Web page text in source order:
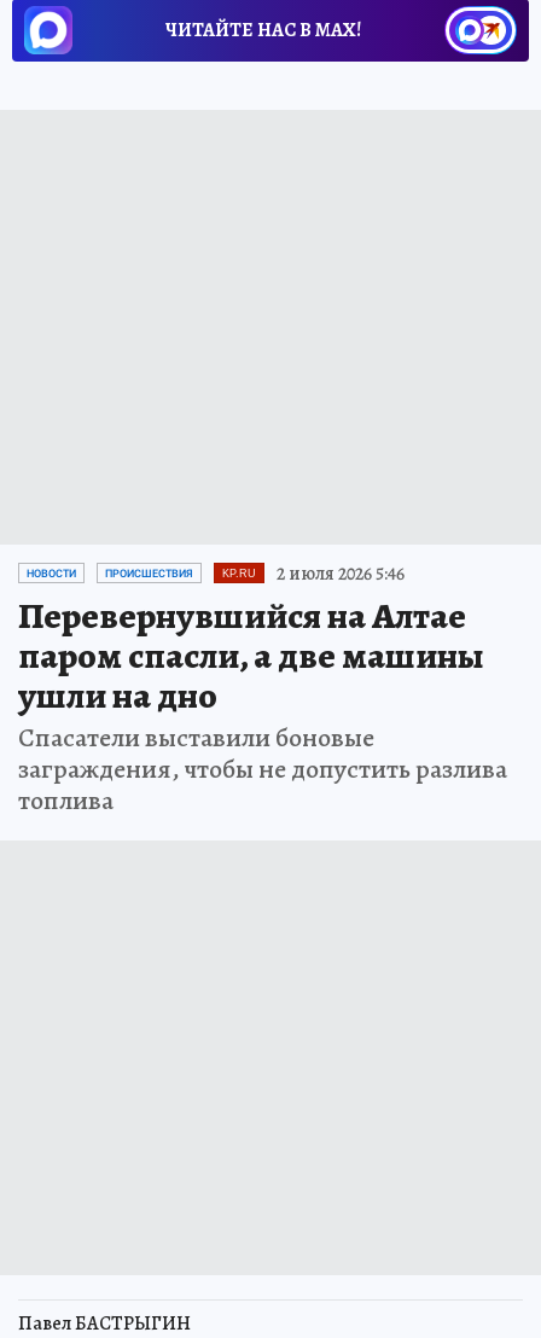
ЧИТАЙТЕ НАС В МАХ!
НОВОСТИ ПРОИСШЕСТВИЯ KP.RU 2 июля 2026 5:46
Перевернувшийся на Алтае
паром спасли, а две машины
ушли на дно
Спасатели выставили боновые
заграждения, чтобы не допустить разлива
топлива
Павел БАСТРЫГИН